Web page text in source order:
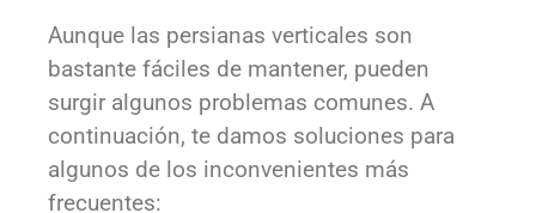
Aunque las persianas verticales son
bastante fáciles de mantener, pueden
surgir algunos problemas comunes. A
continuación, te damos soluciones para
algunos de los inconvenientes más
frecuentes: